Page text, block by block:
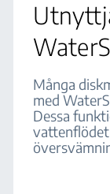
Många
med
Dessa